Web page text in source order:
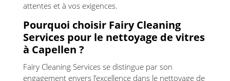
attentes et à vos exigences.
Pourquoi choisir Fairy Cleaning
Services pour le nettoyage de vitres
à Capellen ?
Fairy Cleaning Services se distingue par son
engagement envers l’excellence dans le nettoyage de